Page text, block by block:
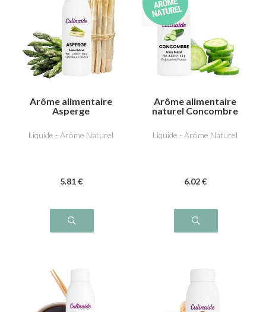
Arôme alimentaire
Asperge
Liquide - Arôme Naturel
5.81 €
Arôme alimentaire
naturel Concombre
Liquide - Arôme Naturel
6.02 €